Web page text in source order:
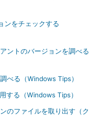
ンをチェックする
ントのバージョンを調べる
べる（Windows Tips）
する（Windows Tips）
のファイルを取り出す（ク